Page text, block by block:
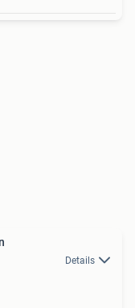
Details